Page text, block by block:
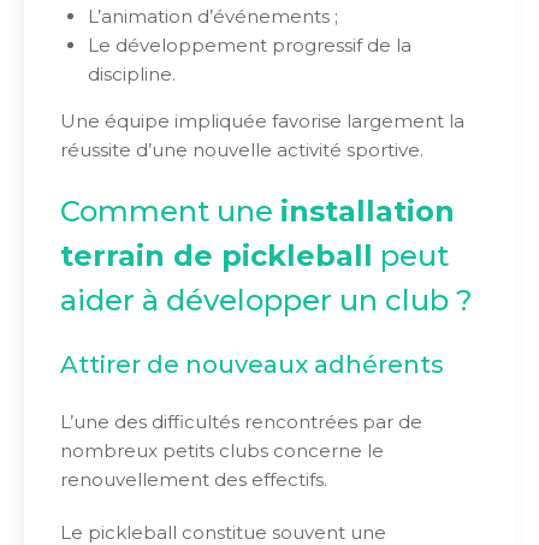
L’animation d’événements ;
Le développement progressif de la
discipline.
Une équipe impliquée favorise largement la
réussite d’une nouvelle activité sportive.
Comment une installation
terrain de pickleball peut
aider à développer un club ?
Attirer de nouveaux adhérents
L’une des difficultés rencontrées par de
nombreux petits clubs concerne le
renouvellement des effectifs.
Le pickleball constitue souvent une